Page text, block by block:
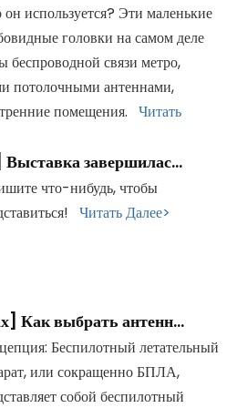
он используется? Эти маленькие
головки на самом деле
беспроводной связи метро,
потолочными антеннами,
помещения. Читать
Выставка завершилась успешно, спасибо за посещение!
что-нибудь, чтобы
Читать Далее>
] Как выбрать антенну для дрона
Беспилотный летательный
или сокращенно БПЛА,
собой беспилотный